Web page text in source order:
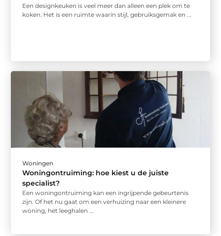
Een designkeuken is veel meer dan alleen een plek om te
koken. Het is een ruimte waarin stijl, gebruiksgemak en ...
Woningen
Woningontruiming: hoe kiest u de juiste
specialist?
Een woningontruiming kan een ingrijpende gebeurtenis
zijn. Of het nu gaat om een verhuizing naar een kleinere
woning, het leeghalen ...